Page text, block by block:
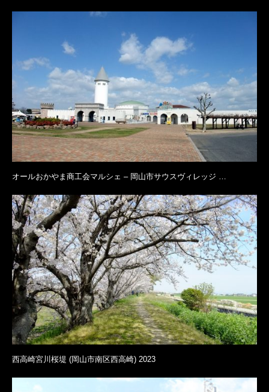
オールおかやま商工会マルシェ – 岡山市サウスヴィレッジ …
西高崎宮川桜堤 (岡山市南区西高崎) 2023